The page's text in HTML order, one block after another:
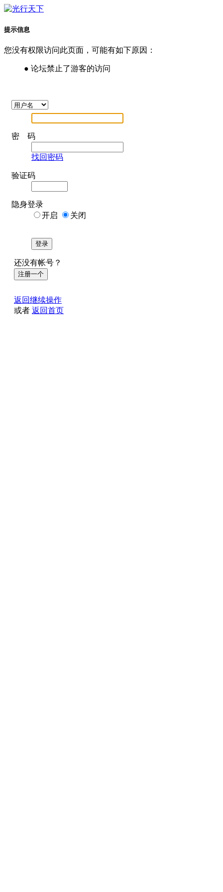
提示信息
您没有权限访问此页面，可能有如下原因：
● 论坛禁止了游客的访问
密 码
找回密码
验证码
隐身登录
开启
关闭
登录
还没有帐号？
注册一个
返回继续操作
或者 返回首页